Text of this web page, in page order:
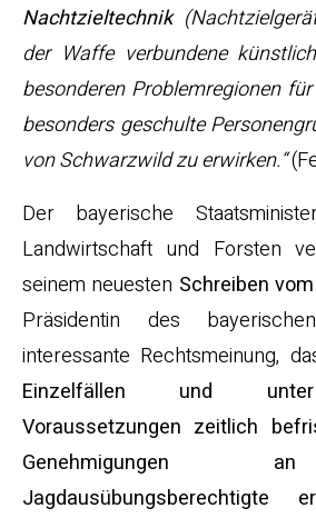
Nachtzieltechnik
der Waffe verbundene
besonderen Problemregionen
besonders geschulte
von Schwarzwild zu erwirken.“
Der bayerische
Landwirtschaft und Forsten
seinem neuesten Schreiben
Präsidentin des
interessante Rechtsmeinung,
Einzelfällen und
Voraussetzungen zeitlich
Genehmigungen
Jagdausübungsberechtigte